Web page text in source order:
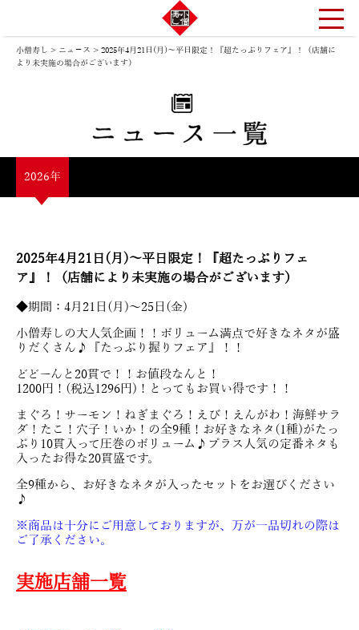
小僧寿し > ニュ－ス > 2025年4月21日(月)～平日限定！『超たっぷりフェア』！（店舗に
より未実施の場合がございます）
2026年
2025年4月21日(月)～平日限定！『超たっぷりフェ
ア』！（店舗により未実施の場合がございます）
◆期間：4月21日(月)～25日(金)
小僧寿しの大人気企画！！ボリューム満点で好きなネタが盛
りだくさん♪『たっぷり握りフェア』！！
どどーんと20貫で！！お値段なんと！
1200円！(税込1296円)！とってもお買い得です！！
まぐろ！サーモン！ねぎまぐろ！えび！えんがわ！海鮮サラ
ダ！たこ！穴子！いか！の全9種！お好きなネタ(1種)がたっ
ぷり10貫入って圧巻のボリューム♪プラス人気の定番ネタも
入ったお得な20貫盛です。
全9種から、お好きなネタが入ったセットをお選びください
♪
※商品は十分にご用意しておりますが、万が一品切れの際は
ご了承ください。
実施店舗一覧